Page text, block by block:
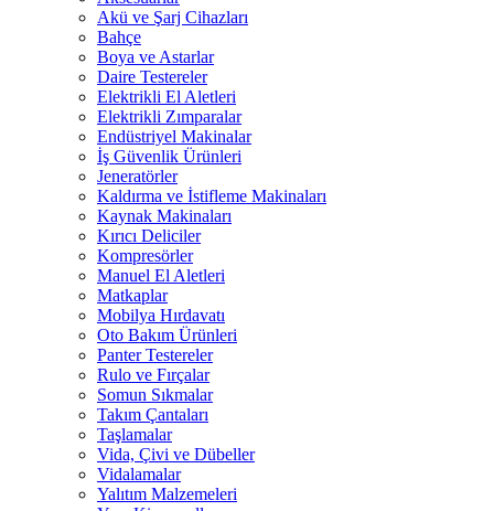
Akü ve Şarj Cihazları
Bahçe
Boya ve Astarlar
Daire Testereler
Elektrikli El Aletleri
Elektrikli Zımparalar
Endüstriyel Makinalar
İş Güvenlik Ürünleri
Jeneratörler
Kaldırma ve İstifleme Makinaları
Kaynak Makinaları
Kırıcı Deliciler
Kompresörler
Manuel El Aletleri
Matkaplar
Mobilya Hırdavatı
Oto Bakım Ürünleri
Panter Testereler
Rulo ve Fırçalar
Somun Sıkmalar
Takım Çantaları
Taşlamalar
Vida, Çivi ve Dübeller
Vidalamalar
Yalıtım Malzemeleri